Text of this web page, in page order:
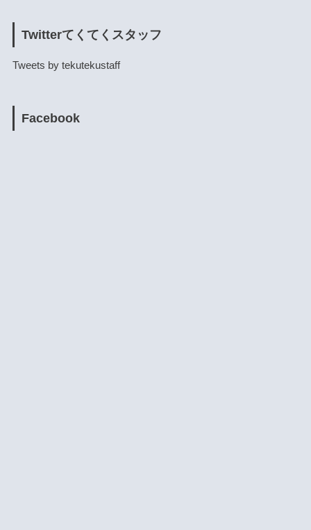
Twitterてくてくスタッフ
Tweets by tekutekustaff
Facebook